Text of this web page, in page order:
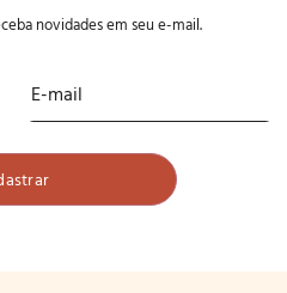
novidades em seu e-mail.